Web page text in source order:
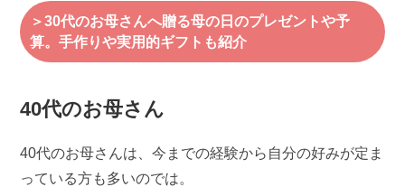
＞30代のお母さんへ贈る母の日のプレゼントや予
算。手作りや実用的ギフトも紹介
40代のお母さん
40代のお母さんは、今までの経験から自分の好みが定ま
っている方も多いのでは。